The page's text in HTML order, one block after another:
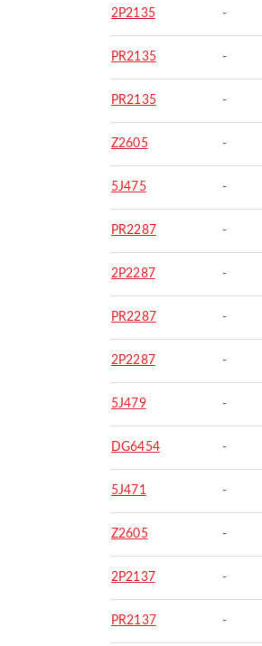
2P2135 -
PR2135 -
PR2135 -
Z2605 -
5J475 -
PR2287 -
2P2287 -
PR2287 -
2P2287 -
5J479 -
DG6454 -
5J471 -
Z2605 -
2P2137 -
PR2137 -